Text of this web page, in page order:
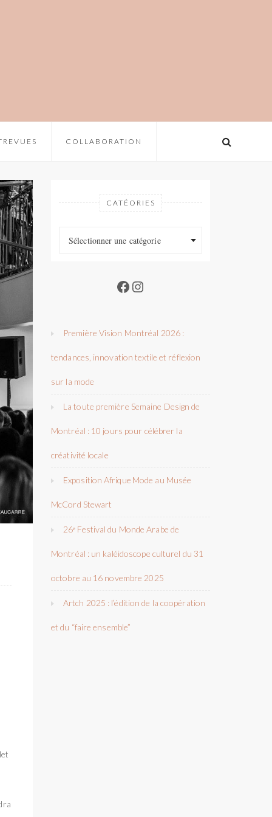
COLLABORATION
CATÉORIES
Sélectionner une catégorie
Facebook
Instagram
Première Vision Montréal 2026 :
tendances, innovation textile et réflexion
sur la mode
La toute première Semaine Design de
Montréal : 10 jours pour célébrer la
créativité locale
Exposition Afrique Mode au Musée
McCord Stewart
26ᵉ Festival du Monde Arabe de
Montréal : un kaléidoscope culturel du 31
octobre au 16 novembre 2025
Artch 2025 : l’édition de la coopération
et du “faire ensemble”